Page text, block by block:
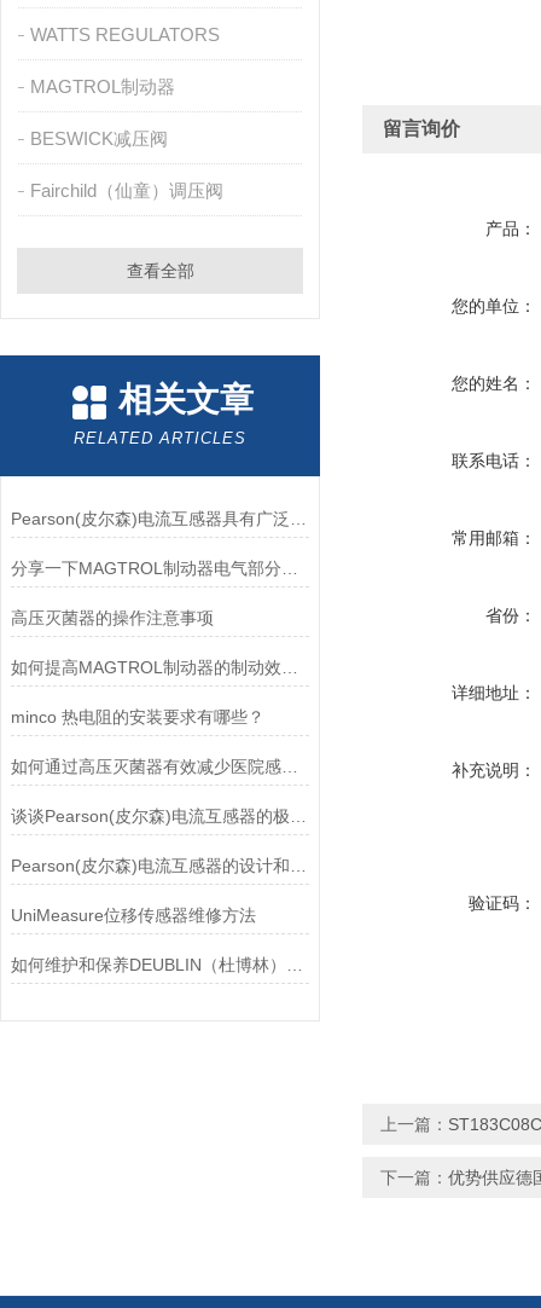
WATTS REGULATORS
MAGTROL制动器
BESWICK减压阀
Fairchild（仙童）调压阀
查看全部
相关文章
RELATED ARTICLES
高压灭菌器的操作注意事项
minco 热电阻的安装要求有哪些？
如何通过高压灭菌器有效减少医院感染风险？
UniMeasure位移传感器维修方法
留言询价
产品：
您的单位：
您的姓名：
联系电话：
常用邮箱：
省份：
详细地址：
补充说明：
验证码：
上一篇：
下一篇： 优势供应德